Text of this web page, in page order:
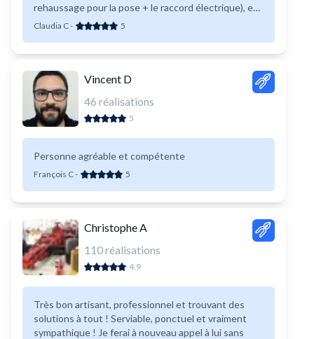
rehaussage pour la pose + le raccord électrique), et
ce en plus très rapidement. Travail propre et soigné.
Claudia C- 5
Vincent D
46 réalisations
5
Personne agréable et compétente
François C- 5
Christophe A
110réalisations
4.9
Très bon artisant, professionnel et trouvant des
solutions à tout ! Serviable, ponctuel et vraiment
sympathique ! Je ferai à nouveau appel à lui sans